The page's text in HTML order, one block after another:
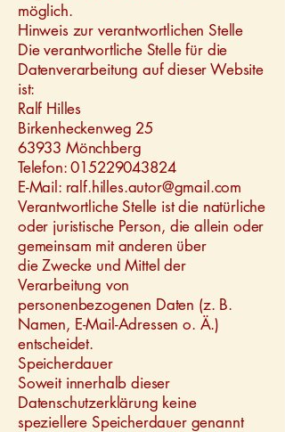
möglich.
Hinweis zur verantwortlichen Stelle
Die verantwortliche Stelle für die
Datenverarbeitung auf dieser Website
ist:
Ralf Hilles
Birkenheckenweg 25
63933 Mönchberg
Telefon: 015229043824
E-Mail: ralf.hilles.autor@gmail.com
Verantwortliche Stelle ist die natürliche
oder juristische Person, die allein oder
gemeinsam mit anderen über
die Zwecke und Mittel der
Verarbeitung von
personenbezogenen Daten (z. B.
Namen, E-Mail-Adressen o. Ä.)
entscheidet.
Speicherdauer
Soweit innerhalb dieser
Datenschutzerklärung keine
speziellere Speicherdauer genannt